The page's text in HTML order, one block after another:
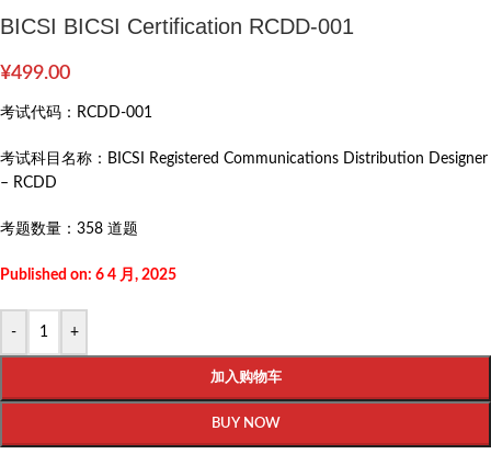
BICSI BICSI Certification RCDD-001
¥499.00
考试代码： RCDD-001
考试科目名称： BICSI Registered Communications Distribution Designer
– RCDD
考题数量： 358 道题
Published on: 6 4 月, 2025
- +
加入购物车
BUY NOW